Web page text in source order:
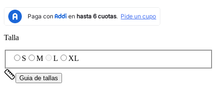
Talla
S M L XL
Guia de tallas